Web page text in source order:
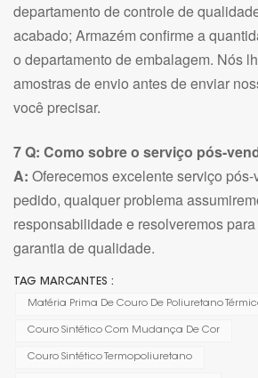
departamento de controle de
acabado; Armazém confirme a
o departamento de embalagem. Nós
amostras de envio antes de enviar
você precisar.
7 Q: Como sobre o serviço pós-
A: Oferecemos excelente serviço
pedido, qualquer problema
responsabilidade e resolveremos
garantia de qualidade.
TAG MARCANTES :
Matéria Prima De Couro De Poliuretano
Couro Sintético Com Mudança De Cor
Couro Sintético Termopoliuretano